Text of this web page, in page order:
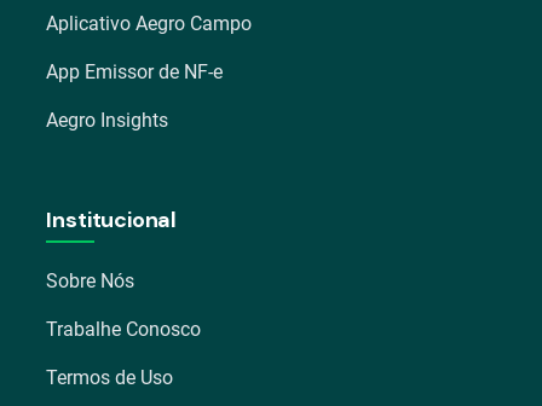
Aplicativo Aegro Campo
App Emissor de NF-e
Aegro Insights
Institucional
Sobre Nós
Trabalhe Conosco
Termos de Uso